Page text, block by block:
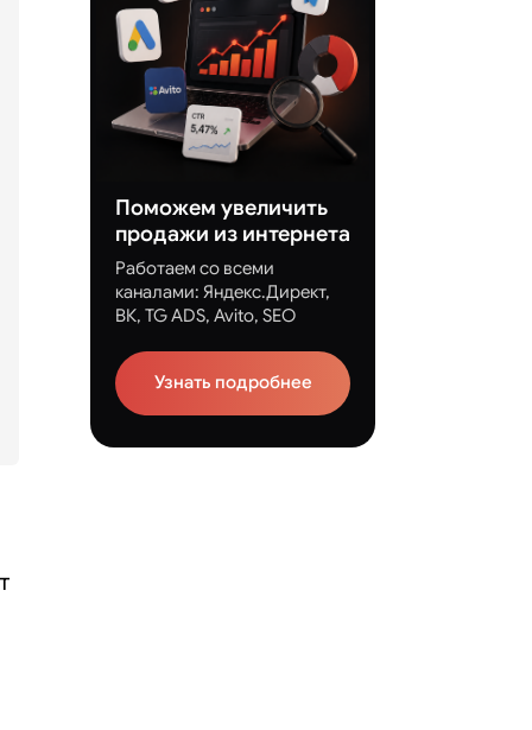
Поможем увеличить
продажи из интернета
Работаем со всеми
каналами: Яндекс.Директ,
ВК, TG ADS, Avito, SEO
Узнать подробнее